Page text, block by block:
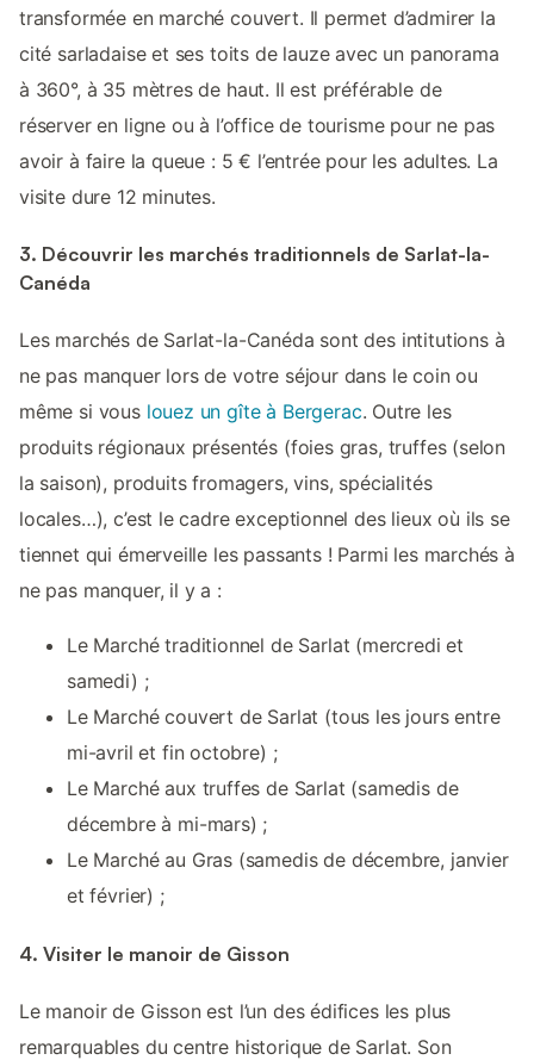
transformée en marché couvert. Il permet d’admirer la
cité sarladaise et ses toits de lauze avec un panorama
à 360°, à 35 mètres de haut. Il est préférable de
réserver en ligne ou à l’office de tourisme pour ne pas
avoir à faire la queue : 5 € l’entrée pour les adultes. La
visite dure 12 minutes.
3. Découvrir les marchés traditionnels de Sarlat-la-
Canéda
Les marchés de Sarlat-la-Canéda sont des intitutions à
ne pas manquer lors de votre séjour dans le coin ou
même si vous louez un gîte à Bergerac. Outre les
produits régionaux présentés (foies gras, truffes (selon
la saison), produits fromagers, vins, spécialités
locales…), c’est le cadre exceptionnel des lieux où ils se
tiennet qui émerveille les passants ! Parmi les marchés à
ne pas manquer, il y a :
Le Marché traditionnel de Sarlat (mercredi et
samedi) ;
Le Marché couvert de Sarlat (tous les jours entre
mi-avril et fin octobre) ;
Le Marché aux truffes de Sarlat (samedis de
décembre à mi-mars) ;
Le Marché au Gras (samedis de décembre, janvier
et février) ;
4. Visiter le manoir de Gisson
Le manoir de Gisson est l’un des édifices les plus
remarquables du centre historique de Sarlat. Son